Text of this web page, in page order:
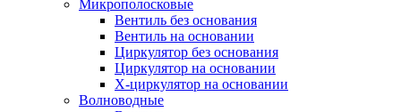
Микрополосковые
Вентиль без основания
Вентиль на основании
Циркулятор без основания
Циркулятор на основании
Х-циркулятор на основании
Волноводные